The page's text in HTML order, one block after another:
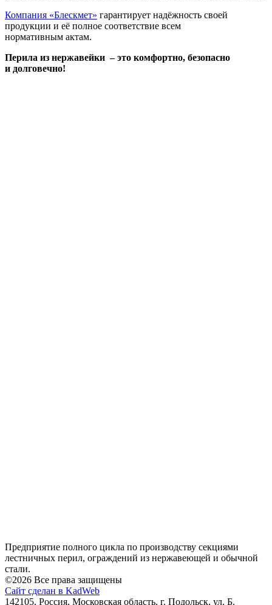
Компания «Блескмет» гарантирует надёжность своей
продукции и её полное соответствие всем
нормативным актам.
Перила из нержавейки – это комфортно, безопасно
и долговечно!
Предприятие полного цикла по производству секциями
лестничных перил, ограждений из нержавеющей и обычной
стали.
©2026 Все права защищены
Сайт сделан в KadWeb
142105, Россия, Московская область, г. Подольск, ул. Б.